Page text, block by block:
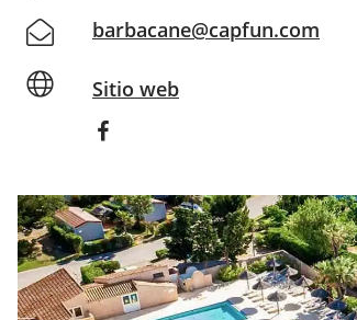
barbacane@capfun.com
Sitio web